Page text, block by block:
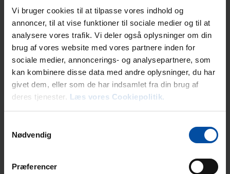
Vi bruger cookies til at tilpasse vores indhold og
annoncer, til at vise funktioner til sociale medier og til at
analysere vores trafik. Vi deler også oplysninger om din
brug af vores website med vores partnere inden for
sociale medier, annoncerings- og analysepartnere, som
kan kombinere disse data med andre oplysninger, du har
givet dem, eller som de har indsamlet fra din brug af
deres tjenester. Læs vores Cookiepolitik.
Nødvendig
Præferencer
Ortskenntnis